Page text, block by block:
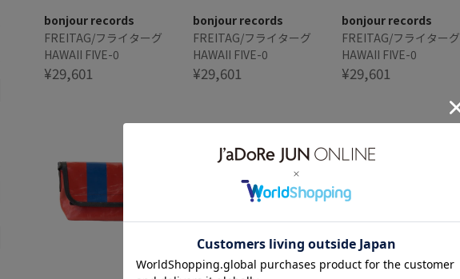
bonjour records
FREITAG/フライターグ
HAWAII FIVE-0
¥29,601
bonjour records
FREITAG/フライターグ
HAWAII FIVE-0
¥29,601
bonjour records
FREITAG/フライターグ
HAWAII FIVE-0
¥29,601